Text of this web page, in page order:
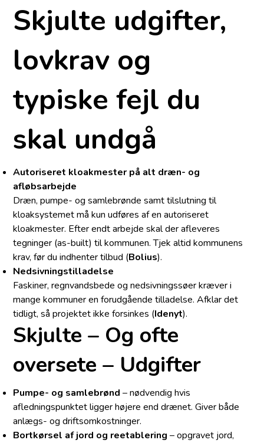
Skjulte udgifter,
lovkrav og
typiske fejl du
skal undgå
Autoriseret kloakmester på alt dræn- og
afløbsarbejde
Dræn, pumpe- og samlebrønde samt tilslutning til
kloaksystemet må kun udføres af en autoriseret
kloakmester. Efter endt arbejde skal der afleveres
tegninger (as-built) til kommunen. Tjek altid kommunens
krav, før du indhenter tilbud (Bolius).
Nedsivningstilladelse
Faskiner, regnvandsbede og nedsivningssøer kræver i
mange kommuner en forudgående tilladelse. Afklar det
tidligt, så projektet ikke forsinkes (Idenyt).
Skjulte – Og ofte
oversete – Udgifter
Pumpe- og samlebrønd – nødvendig hvis
afledningspunktet ligger højere end drænet. Giver både
anlægs- og driftsomkostninger.
Bortkørsel af jord og reetablering – opgravet jord,